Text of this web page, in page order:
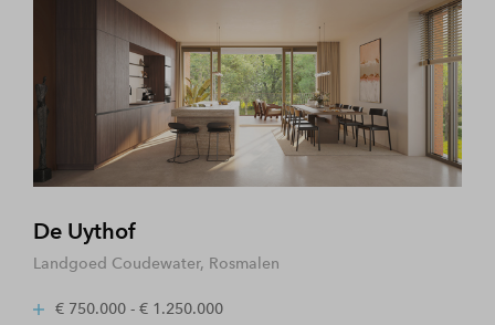
De Uythof
Landgoed Coudewater, Rosmalen
€ 750.000 - € 1.250.000